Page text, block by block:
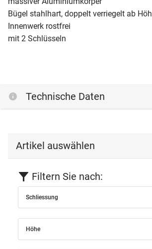
Bügel stahlhart, doppelt verriegelt ab
Innenwerk rostfrei
mit 2 Schlüsseln
Technische Daten
Artikel auswählen
Filtern Sie nach:
Schliessung
Höhe